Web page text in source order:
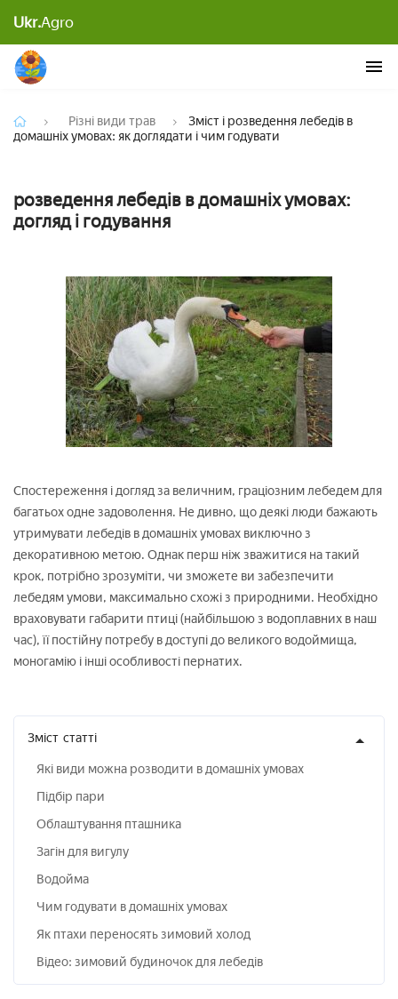
Ukr.Agroдоглядати і чим годувати
Різні види трав
Зміст і розведення лебедів в
домашніх умовах: як доглядати і чим годувати
розведення лебедів в домашніх умовах:
догляд і годування
Спостереження і догляд за величним, граціозним лебедем для
багатьох одне задоволення. Не дивно, що деякі люди бажають
утримувати лебедів в домашніх умовах виключно з
декоративною метою. Однак перш ніж зважитися на такий
крок, потрібно зрозуміти, чи зможете ви забезпечити
лебедям умови, максимально схожі з природними. Необхідно
враховувати габарити птиці (найбільшою з водоплавних в наш
час), її постійну потребу в доступі до великого водоймища,
моногамію і інші особливості пернатих.
Зміст статті
Які види можна розводити в домашніх умовах
Підбір пари
Облаштування пташника
Загін для вигулу
Водойма
Чим годувати в домашніх умовах
Як птахи переносять зимовий холод
Відео: зимовий будиночок для лебедів